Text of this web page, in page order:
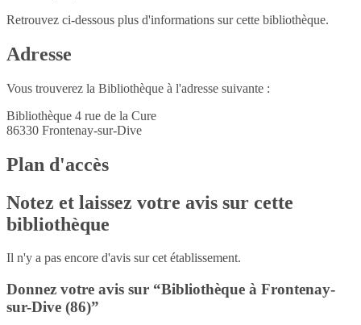
Retrouvez ci-dessous plus d'informations sur cette bibliothèque.
Adresse
Vous trouverez la Bibliothèque à l'adresse suivante :
Bibliothèque 4 rue de la Cure
86330 Frontenay-sur-Dive
Plan d'accès
Notez et laissez votre avis sur cette
bibliothèque
Il n'y a pas encore d'avis sur cet établissement.
Donnez votre avis sur “Bibliothèque à Frontenay-
sur-Dive (86)”